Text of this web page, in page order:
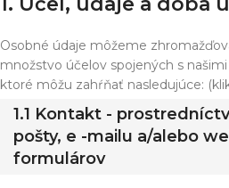
Osobné údaje môžeme
množstvo účelov spojených s
ktoré môžu zahŕňať nasledujúce:
1.1 Kontakt -
pošty, e -mailu a/alebo
formulárov